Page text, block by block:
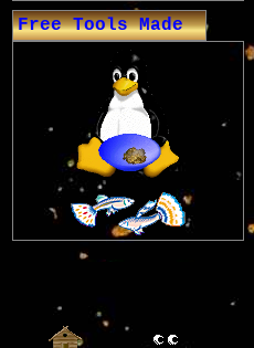
Free Tools Made